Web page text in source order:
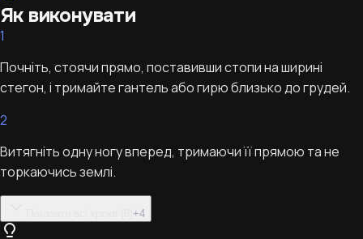
Як виконувати
1
Почніть, стоячи прямо, поставивши стопи на ширині
стегон, і тримайте гантель або гирю близько до грудей.
2
Витягніть одну ногу вперед, тримаючи її прямою та не
торкаючись землі.
+4